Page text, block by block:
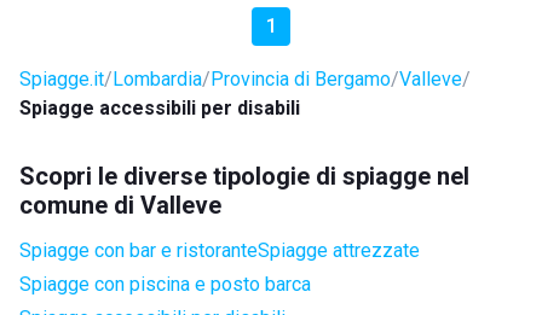
1
Spiagge.it Lombardia Provincia di Bergamo Valleve
Spiagge accessibili per disabili
Scopri le diverse tipologie di spiagge nel
comune di Valleve
Spiagge con bar e ristoranteSpiagge attrezzate
Spiagge con piscina e posto barca